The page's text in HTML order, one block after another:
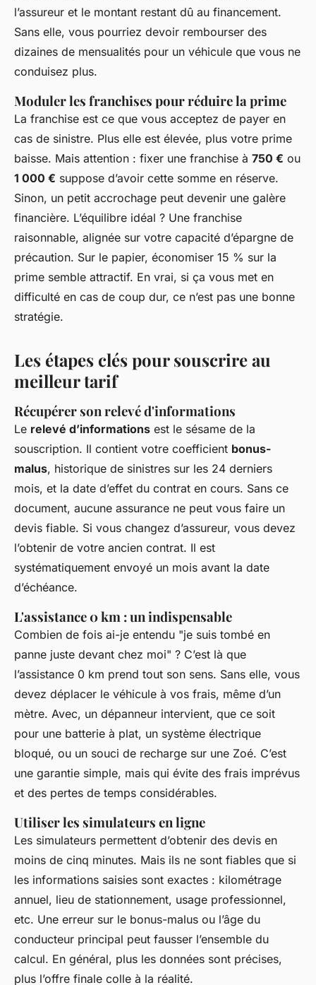
l’assureur et le montant restant dû au financement.
Sans elle, vous pourriez devoir rembourser des
dizaines de mensualités pour un véhicule que vous ne
conduisez plus.
Moduler les franchises pour réduire la prime
La franchise est ce que vous acceptez de payer en
cas de sinistre. Plus elle est élevée, plus votre prime
baisse. Mais attention : fixer une franchise à 750 € ou
1 000 € suppose d’avoir cette somme en réserve.
Sinon, un petit accrochage peut devenir une galère
financière. L’équilibre idéal ? Une franchise
raisonnable, alignée sur votre capacité d’épargne de
précaution. Sur le papier, économiser 15 % sur la
prime semble attractif. En vrai, si ça vous met en
difficulté en cas de coup dur, ce n’est pas une bonne
stratégie.
Les étapes clés pour souscrire au
meilleur tarif
Récupérer son relevé d'informations
Le relevé d’informations est le sésame de la
souscription. Il contient votre coefficient bonus-
malus, historique de sinistres sur les 24 derniers
mois, et la date d’effet du contrat en cours. Sans ce
document, aucune assurance ne peut vous faire un
devis fiable. Si vous changez d’assureur, vous devez
l’obtenir de votre ancien contrat. Il est
systématiquement envoyé un mois avant la date
d’échéance.
L'assistance 0 km : un indispensable
Combien de fois ai-je entendu "je suis tombé en
panne juste devant chez moi" ? C’est là que
l’assistance 0 km prend tout son sens. Sans elle, vous
devez déplacer le véhicule à vos frais, même d’un
mètre. Avec, un dépanneur intervient, que ce soit
pour une batterie à plat, un système électrique
bloqué, ou un souci de recharge sur une Zoé. C’est
une garantie simple, mais qui évite des frais imprévus
et des pertes de temps considérables.
Utiliser les simulateurs en ligne
Les simulateurs permettent d’obtenir des devis en
moins de cinq minutes. Mais ils ne sont fiables que si
les informations saisies sont exactes : kilométrage
annuel, lieu de stationnement, usage professionnel,
etc. Une erreur sur le bonus-malus ou l’âge du
conducteur principal peut fausser l’ensemble du
calcul. En général, plus les données sont précises,
plus l’offre finale colle à la réalité.